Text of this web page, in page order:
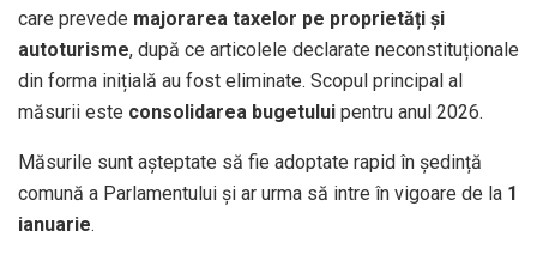
care prevede majorarea taxelor pe proprietăți și
autoturisme, după ce articolele declarate neconstituționale
din forma inițială au fost eliminate. Scopul principal al
măsurii este consolidarea bugetului pentru anul 2026.
Măsurile sunt așteptate să fie adoptate rapid în ședință
comună a Parlamentului și ar urma să intre în vigoare de la 1
ianuarie.